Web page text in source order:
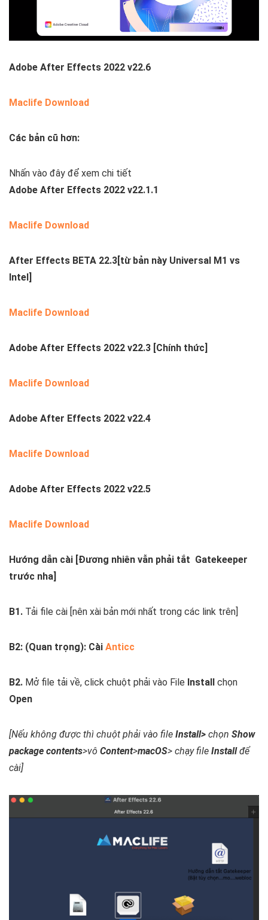
Adobe After Effects 2022 v22.6
Maclife Download
Các bản cũ hơn:
Nhấn vào đây để xem chi tiết
Adobe After Effects 2022 v22.1.1
Maclife Download
After Effects BETA 22.3[từ bản này Universal M1 vs
Intel]
Maclife Download
Adobe After Effects 2022 v22.3 [Chính thức]
Maclife Download
Adobe After Effects 2022 v22.4
Maclife Download
Adobe After Effects 2022 v22.5
Maclife Download
Hướng dẫn cài [Đương nhiên vẫn phải tắt Gatekeeper
trước nha]
B1. Tải file cài [nên xài bản mới nhất trong các link trên]
B2: (Quan trọng): Cài Anticc
B2. Mở file tải về, click chuột phải vào File Install chọn
Open
[Nếu không được thì chuột phải vào file Install> chọn Show
package contents>vô Content>macOS> chạy file Installđể
cài]